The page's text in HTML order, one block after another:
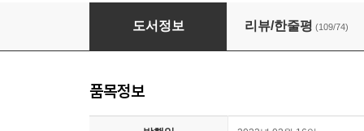
윤동주 전 시집 하늘과 바람과 별과 시
도서정보 리뷰/한줄평 (109/74)
품목정보